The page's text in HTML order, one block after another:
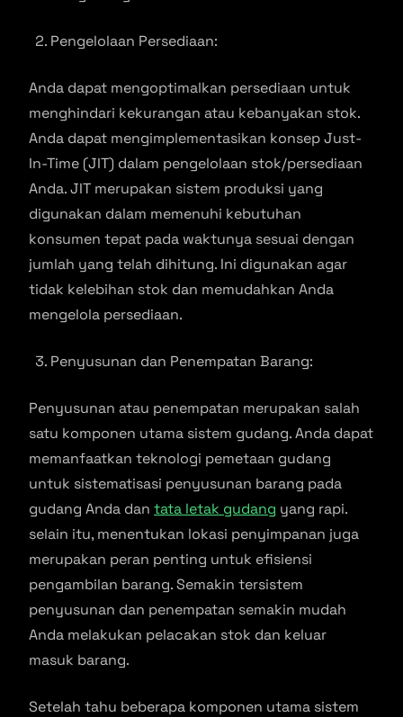
Pengelolaan Persediaan:
Anda dapat mengoptimalkan persediaan untuk
menghindari kekurangan atau kebanyakan stok.
Anda dapat mengimplementasikan konsep Just-
In-Time (JIT) dalam pengelolaan stok/persediaan
Anda. JIT merupakan sistem produksi yang
digunakan dalam memenuhi kebutuhan
konsumen tepat pada waktunya sesuai dengan
jumlah yang telah dihitung. Ini digunakan agar
tidak kelebihan stok dan memudahkan Anda
mengelola persediaan.
Penyusunan dan Penempatan Barang:
Penyusunan atau penempatan merupakan salah
satu komponen utama sistem gudang. Anda dapat
memanfaatkan teknologi pemetaan gudang
untuk sistematisasi penyusunan barang pada
gudang Anda dan tata letak gudang yang rapi.
selain itu, menentukan lokasi penyimpanan juga
merupakan peran penting untuk efisiensi
pengambilan barang. Semakin tersistem
penyusunan dan penempatan semakin mudah
Anda melakukan pelacakan stok dan keluar
masuk barang.
Setelah tahu beberapa komponen utama sistem